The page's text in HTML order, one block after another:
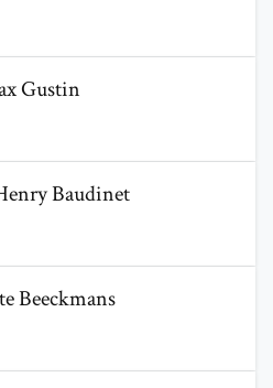
Gustin
Gustin
Henry Baudinet
Baudinet
Beeckmans
Beeckmans
Beretze